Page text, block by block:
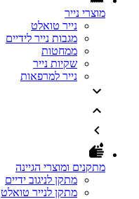
מוצרי נייר
נייר טואלט
מגבות נייר לידיים
ממחטות
שקיות נייר
נייר למרפאות
מתקנים ומוצרי הגיינה
מתקן לניגוב ידיים
מתקן לנייר טואלט